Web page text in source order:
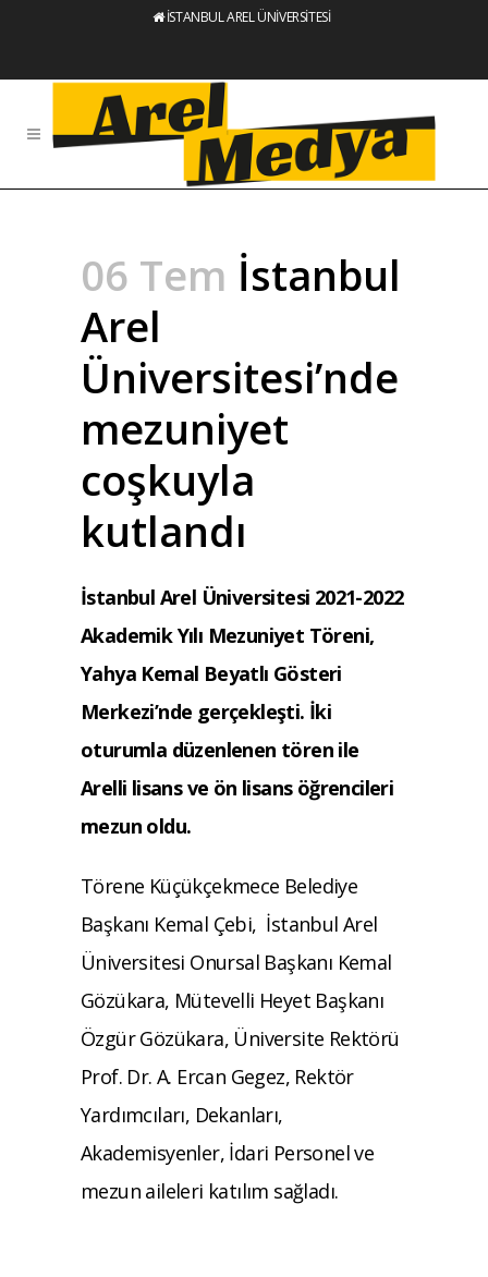
İSTANBUL AREL ÜNİVERSİTESİ
06 Tem İstanbul
Arel
Üniversitesi’nde
mezuniyet
coşkuyla
kutlandı
İstanbul Arel Üniversitesi 2021-2022
Akademik Yılı Mezuniyet Töreni,
Yahya Kemal Beyatlı Gösteri
Merkezi’nde gerçekleşti. İki
oturumla düzenlenen tören ile
Arelli lisans ve ön lisans öğrencileri
mezun oldu.
Törene Küçükçekmece Belediye
Başkanı Kemal Çebi, İstanbul Arel
Üniversitesi Onursal Başkanı Kemal
Gözükara, Mütevelli Heyet Başkanı
Özgür Gözükara, Üniversite Rektörü
Prof. Dr. A. Ercan Gegez, Rektör
Yardımcıları, Dekanları,
Akademisyenler, İdari Personel ve
mezun aileleri katılım sağladı.